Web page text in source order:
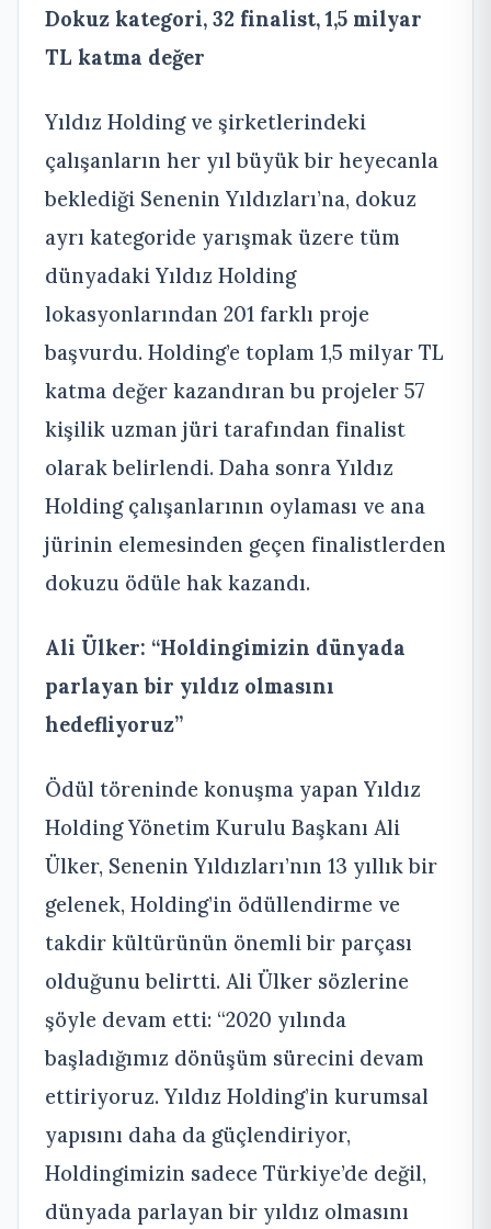
Dokuz kategori, 32 finalist, 1,5 milyar
TL katma değer
Yıldız Holding ve şirketlerindeki
çalışanların her yıl büyük bir heyecanla
beklediği Senenin Yıldızları’na, dokuz
ayrı kategoride yarışmak üzere tüm
dünyadaki Yıldız Holding
lokasyonlarından 201 farklı proje
başvurdu. Holding’e toplam 1,5 milyar TL
katma değer kazandıran bu projeler 57
kişilik uzman jüri tarafından finalist
olarak belirlendi. Daha sonra Yıldız
Holding çalışanlarının oylaması ve ana
jürinin elemesinden geçen finalistlerden
dokuzu ödüle hak kazandı.
Ali Ülker: “Holdingimizin dünyada
parlayan bir yıldız olmasını
hedefliyoruz”
Ödül töreninde konuşma yapan Yıldız
Holding Yönetim Kurulu Başkanı Ali
Ülker, Senenin Yıldızları’nın 13 yıllık bir
gelenek, Holding’in ödüllendirme ve
takdir kültürünün önemli bir parçası
olduğunu belirtti. Ali Ülker sözlerine
şöyle devam etti: “2020 yılında
başladığımız dönüşüm sürecini devam
ettiriyoruz. Yıldız Holding’in kurumsal
yapısını daha da güçlendiriyor,
Holdingimizin sadece Türkiye’de değil,
dünyada parlayan bir yıldız olmasını